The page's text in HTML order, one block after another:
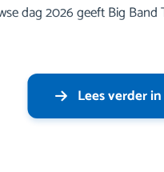
dag 2026 geeft Big
Lees verder